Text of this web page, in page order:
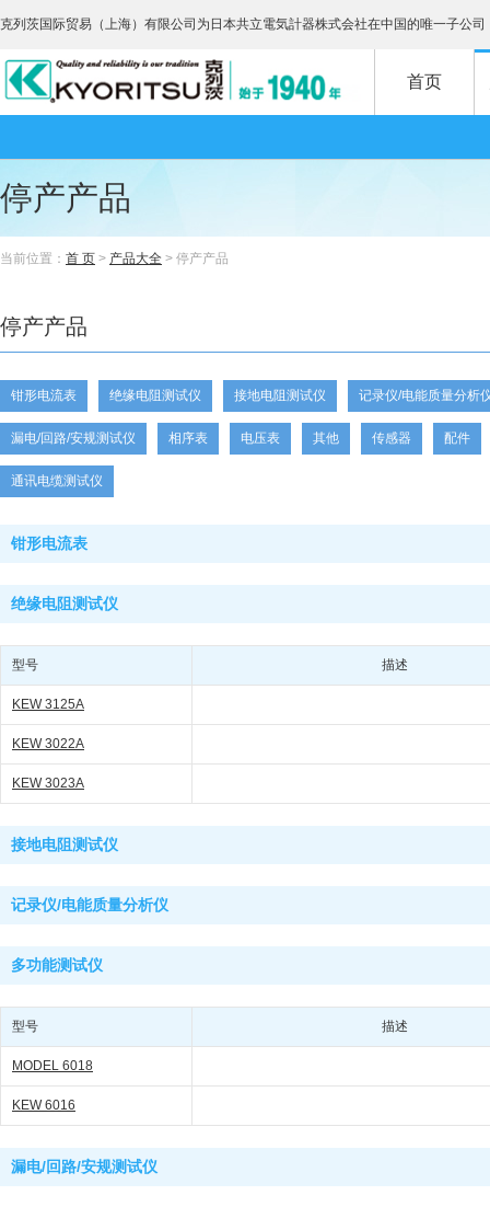
克列茨国际贸易（上海）有限公司为日本共立電気計器株式会社在中国的唯一子公司
首页
停产产品
当前位置： 首 页 > 产品大全 > 停产产品
停产产品
钳形电流表 绝缘电阻测试仪 接地电阻测试仪 记录仪/电能质量分析
漏电/回路/安规测试仪 相序表 电压表 其他 传感器 配件
通讯电缆测试仪
钳形电流表
绝缘电阻测试仪
型号 描述
KEW 3125A
KEW 3022A
KEW 3023A
接地电阻测试仪
记录仪/电能质量分析仪
多功能测试仪
型号 描述
MODEL 6018
KEW 6016
漏电/回路/安规测试仪